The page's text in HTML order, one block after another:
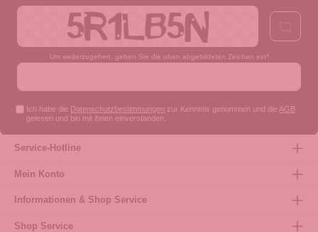
Um weiterzugehen, geben Sie die oben abgebildeten Zeichen ein*
Ich habe die Datenschutzbestimmungen zur Kenntnis genommen und die AGB
gelesen und bin mit ihnen einverstanden.
Service-Hotline
Mein Konto
Informationen & Shop Service
Shop Service